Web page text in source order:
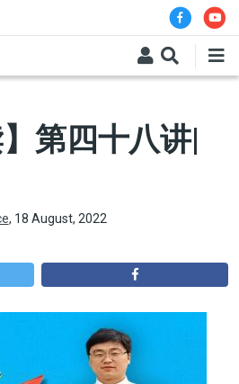
】第四十八讲|
, 18 August, 2022